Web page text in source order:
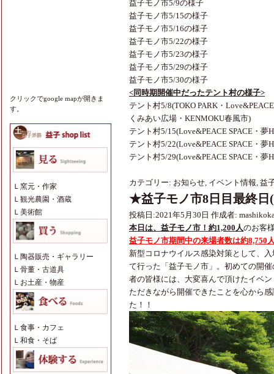
クリックでgoogle mapが開きま
す。
Ｌ 窯元・作家
Ｌ 観光農園・酒蔵
Ｌ 美術館
Ｌ 陶器販売・ギャラリー
Ｌ 骨董・古道具
Ｌ お土産・物産
Ｌ 食事・カフェ
Ｌ 和食・そば
益子モノ市5/9の様子
益子モノ市5/15の様子
益子モノ市5/16の様子
益子モノ市5/22の様子
益子モノ市5/23の様子
益子モノ市5/29の様子
益子モノ市5/30の様子
<同時期開催中だったテント村の様子>
テント村5/8(TOKO PARK・
くみあい広場・KENMOKU春風市)
テント村5/15(Love&PEACE SPACE・夢
テント村5/22(Love&PEACE SPACE・夢
テント村5/29(Love&PEACE SPACE・夢
カテゴリー: お知らせ, イベント情報, 益
★益子モノ市8日目最終
投稿日:2021年5月30日 作成者:
本日は、益子モノ市！約1,200人のお客
益子モノ市期間中の来場者数は約8,750
新型コロナウイルス感染対策として、
て行った「益子モノ市」。初めての開
者の皆様には、大変喜んで頂けたイベ
ただきながら開催できたことを心から
た！！